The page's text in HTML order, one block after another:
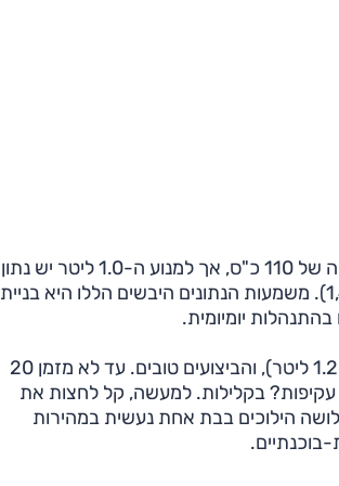
בגדול, יחידת הכוח החדשה טובה מה-1.2 ליטר. לשני המנועים אמנם נתון הספק זהה של 110 כ"ס, אך למנוע ה-1.0 ליטר יש נתון
מומנט גבוה מזה של המנוע הגדול, שמגיע בסל"ד גבוה יותר (ב-2,000 לעומת 1,400). משמעות הנתונים היבשים הללו היא בניית
יומיומית.
בתאוצות במהירות גבוהה יותר נהנים מהמומנט העדיף (20.3 קג"מ לעומת 17.6 ב-1.2 ליטר), והביצועים טובים. עד לא מזמן 20
עקיפות? בקלילות. למעשה, קל לחצות את
הילוכים בבת אחת נעשית במהירות
בוכנתיים.